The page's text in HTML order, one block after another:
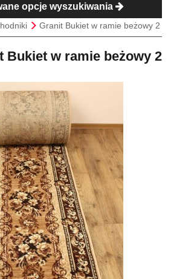
opcje wyszukiwania
Granit Bukiet w ramie beżowy 2
Bukiet w ramie beżowy 2